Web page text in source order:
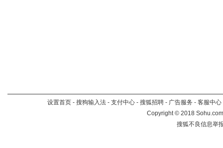
设置首页 - 搜狗输入法 - 支付中心 - 搜狐招聘 - 广告服务 - 客服中心
Copyright©2018
搜狐不良信息举